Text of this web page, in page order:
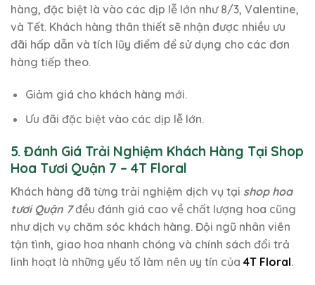
hàng, đặc biệt là vào các dịp lễ lớn như 8/3, Valentine,
và Tết. Khách hàng thân thiết sẽ nhận được nhiều ưu
đãi hấp dẫn và tích lũy điểm để sử dụng cho các đơn
hàng tiếp theo.
Giảm giá cho khách hàng mới.
Ưu đãi đặc biệt vào các dịp lễ lớn.
5. Đánh Giá Trải Nghiệm Khách Hàng Tại Shop
Hoa Tươi Quận 7 – 4T Floral
Khách hàng đã từng trải nghiệm dịch vụ tại shop hoa
tươi Quận 7đều đánh giá cao về chất lượng hoa cũng
như dịch vụ chăm sóc khách hàng. Đội ngũ nhân viên
tận tình, giao hoa nhanh chóng và chính sách đổi trả
linh hoạt là những yếu tố làm nên uy tín của 4T Floral.